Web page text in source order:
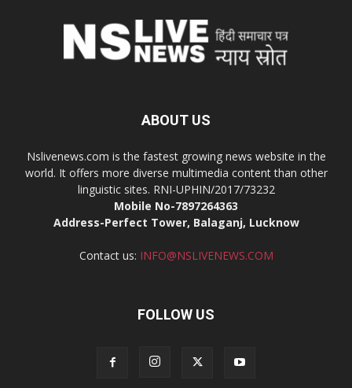
ABOUT US
Nslivenews.com is the fastest growing news website in the
world. It offers more diverse multimedia content than other
linguistic sites. RNI-UPHIN/2017/73232
Mobile No-7897264363
Address-Perfect Tower, Balaganj, Lucknow
Contact us: INFO@NSLIVENEWS.COM
FOLLOW US